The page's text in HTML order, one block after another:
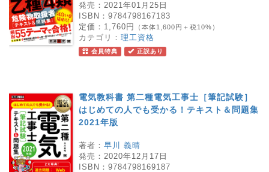
発売： 2021年01月25日
ISBN： 9784798167183
定価： 1,760円 （本体1,600円＋税10%）
カテゴリ： 理工資格
会員特典 正誤あり
電気教科書 第二種電気工事士［筆記試験］
はじめての人でも受かる！テキスト＆問題集
2021年版
著者： 早川 義晴
発売： 2020年12月17日
ISBN： 9784798169187